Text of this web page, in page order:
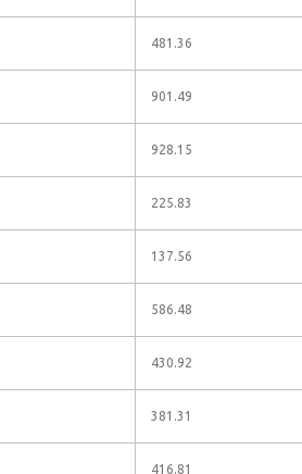
481.36
901.49
928.15
225.83
137.56
586.48
430.92
381.31
416.81